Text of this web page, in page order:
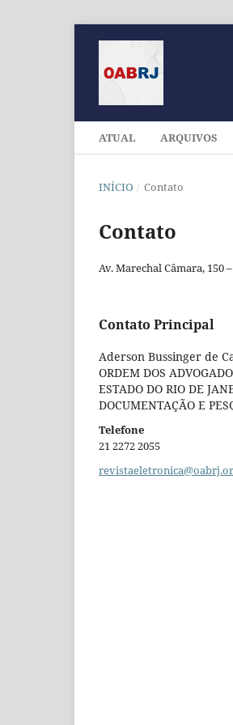
ATUAL ARQUIVOS
INÍCIO / Contato
Contato
Av. Marechal Câmara, 150
Contato Principal
Aderson Bussinger de
ORDEM DOS
ESTADO DO RIO DE
DOCUMENTAÇÃO E
Telefone
21 2272 2055